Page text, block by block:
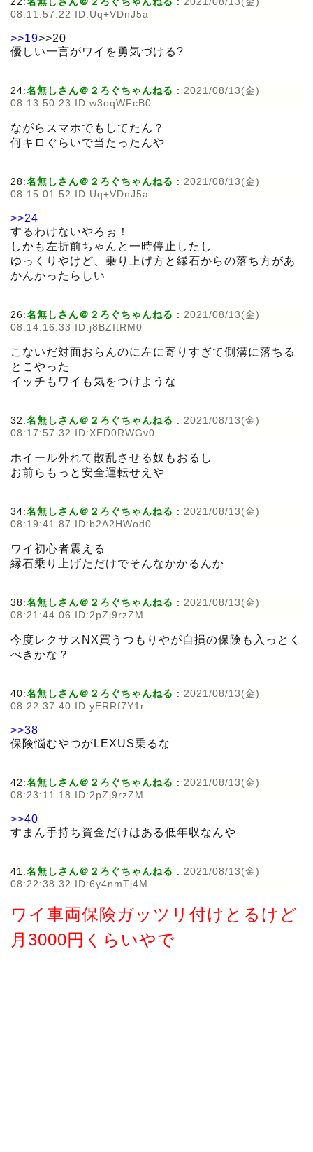
08:11:57.22 ID:Uq+VDnJ5a
>>19>>20
優しい一言がワイを勇気づける?
24:名無しさん＠２ろぐちゃんねる : 2021/08/13(金)
08:13:50.23 ID:w3oqWFcB0
ながらスマホでもしてたん？
何キロぐらいで当たったんや
28:名無しさん＠２ろぐちゃんねる : 2021/08/13(金)
08:15:01.52 ID:Uq+VDnJ5a
>>24
するわけないやろぉ！
しかも左折前ちゃんと一時停止したし
ゆっくりやけど、乗り上げ方と縁石からの落ち方があ
かんかったらしい
26:名無しさん＠２ろぐちゃんねる : 2021/08/13(金)
08:14:16.33 ID:j8BZItRM0
こないだ対面おらんのに左に寄りすぎて側溝に落ちる
とこやった
イッチもワイも気をつけような
32:名無しさん＠２ろぐちゃんねる : 2021/08/13(金)
08:17:57.32 ID:XED0RWGv0
ホイール外れて散乱させる奴もおるし
お前らもっと安全運転せえや
34:名無しさん＠２ろぐちゃんねる : 2021/08/13(金)
08:19:41.87 ID:b2A2HWod0
ワイ初心者震える
縁石乗り上げただけでそんなかかるんか
38:名無しさん＠２ろぐちゃんねる : 2021/08/13(金)
08:21:44.06 ID:2pZj9rzZM
今度レクサスNX買うつもりやが自損の保険も入っとく
べきかな？
40:名無しさん＠２ろぐちゃんねる : 2021/08/13(金)
08:22:37.40 ID:yERRf7Y1r
>>38
保険悩むやつがLEXUS乗るな
42:名無しさん＠２ろぐちゃんねる : 2021/08/13(金)
08:23:11.18 ID:2pZj9rzZM
>>40
すまん手持ち資金だけはある低年収なんや
41:名無しさん＠２ろぐちゃんねる : 2021/08/13(金)
08:22:38.32 ID:6y4nmTj4M
ワイ車両保険ガッツリ付けとるけど
月3000円くらいやで